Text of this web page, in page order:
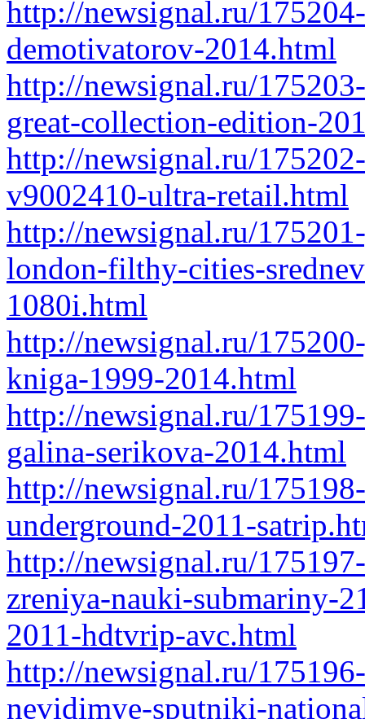
http://newsignal.ru/
demotivatorov-2014.html
http://newsignal.ru/
great-collection-edition-
http://newsignal.ru/
v9002410-ultra-retail.html
http://newsignal.ru/
london-filthy-cities-
1080i.html
http://newsignal.ru/
kniga-1999-2014.html
http://newsignal.ru/
galina-serikova-2014.html
http://newsignal.ru/
underground-2011-
http://newsignal.ru/
zreniya-nauki-submariny-
2011-hdtvrip-avc.html
http://newsignal.ru/
nevidimye-sputniki-